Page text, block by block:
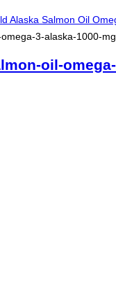
Alaska Salmon Oil
3-alaska-1000-mg
oil-